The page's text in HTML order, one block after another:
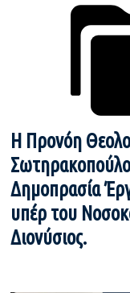
Η Προνόη
Δημοπρασία
υπέρ του
Διονύσιος.